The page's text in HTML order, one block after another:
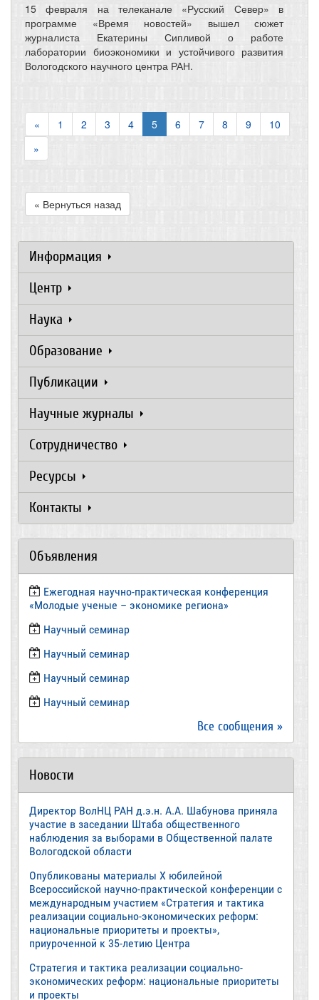
15 февраля на телеканале «Русский Север» в
программе «Время новостей» вышел сюжет
журналиста Екатерины Сипливой о работе
лаборатории биоэкономики и устойчивого развития
Вологодского научного центра РАН.
« 1 2 3 4 5 6 7 8 9
10
»
« Вернуться назад
Информация
Центр
Наука
Образование
Публикации
Научные журналы
Сотрудничество
Ресурсы
Контакты
Объявления
Ежегодная научно-практическая конференция
«Молодые ученые – экономике региона»
​Научный семинар
​Научный семинар
Научный семинар
​Научный семинар
Все сообщения »
Новости
Директор ВолНЦ РАН д.э.н. А.А. Шабунова приняла
участие в заседании Штаба общественного
наблюдения за выборами в Общественной палате
Вологодской области
Опубликованы материалы X юбилейной
Всероссийской научно-практической конференции с
международным участием «Стратегия и тактика
реализации социально-экономических реформ:
национальные приоритеты и проекты»,
приуроченной к 35-летию Центра
Стратегия и тактика реализации социально-
экономических реформ: национальные приоритеты
и проекты